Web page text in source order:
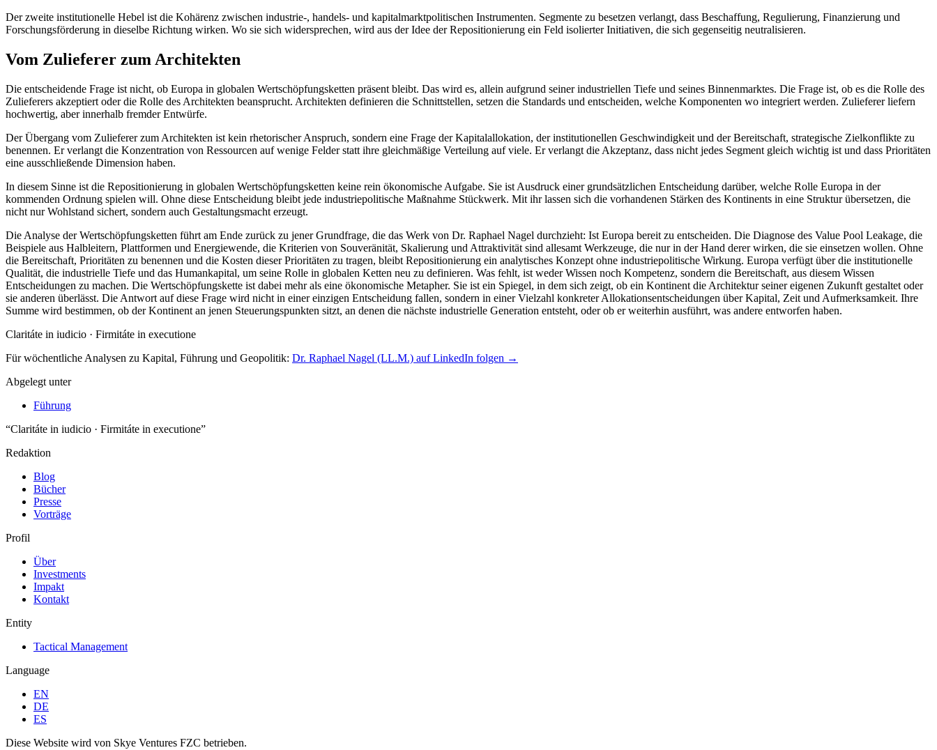
Der zweite institutionelle Hebel ist die Kohärenz zwischen industrie-, handels- und kapitalmarktpolitischen Instrumenten. Segmente zu besetzen verlangt, dass Beschaffung, Regulierung, Finanzierung und
Forschungsförderung in dieselbe Richtung wirken. Wo sie sich widersprechen, wird aus der Idee der Repositionierung ein Feld isolierter Initiativen, die sich gegenseitig neutralisieren.
Vom Zulieferer zum Architekten
Die entscheidende Frage ist nicht, ob Europa in globalen Wertschöpfungsketten präsent bleibt. Das wird es, allein aufgrund seiner industriellen Tiefe und seines Binnenmarktes. Die Frage ist, ob es die Rolle des
Zulieferers akzeptiert oder die Rolle des Architekten beansprucht. Architekten definieren die Schnittstellen, setzen die Standards und entscheiden, welche Komponenten wo integriert werden. Zulieferer liefern
hochwertig, aber innerhalb fremder Entwürfe.
Der Übergang vom Zulieferer zum Architekten ist kein rhetorischer Anspruch, sondern eine Frage der Kapitalallokation, der institutionellen Geschwindigkeit und der Bereitschaft, strategische Zielkonflikte zu
benennen. Er verlangt die Konzentration von Ressourcen auf wenige Felder statt ihre gleichmäßige Verteilung auf viele. Er verlangt die Akzeptanz, dass nicht jedes Segment gleich wichtig ist und dass Prioritäten
eine ausschließende Dimension haben.
In diesem Sinne ist die Repositionierung in globalen Wertschöpfungsketten keine rein ökonomische Aufgabe. Sie ist Ausdruck einer grundsätzlichen Entscheidung darüber, welche Rolle Europa in der
kommenden Ordnung spielen will. Ohne diese Entscheidung bleibt jede industriepolitische Maßnahme Stückwerk. Mit ihr lassen sich die vorhandenen Stärken des Kontinents in eine Struktur übersetzen, die
nicht nur Wohlstand sichert, sondern auch Gestaltungsmacht erzeugt.
Die Analyse der Wertschöpfungsketten führt am Ende zurück zu jener Grundfrage, die das Werk von Dr. Raphael Nagel durchzieht: Ist Europa bereit zu entscheiden. Die Diagnose des Value Pool Leakage, die
Beispiele aus Halbleitern, Plattformen und Energiewende, die Kriterien von Souveränität, Skalierung und Attraktivität sind allesamt Werkzeuge, die nur in der Hand derer wirken, die sie einsetzen wollen. Ohne
die Bereitschaft, Prioritäten zu benennen und die Kosten dieser Prioritäten zu tragen, bleibt Repositionierung ein analytisches Konzept ohne industriepolitische Wirkung. Europa verfügt über die institutionelle
Qualität, die industrielle Tiefe und das Humankapital, um seine Rolle in globalen Ketten neu zu definieren. Was fehlt, ist weder Wissen noch Kompetenz, sondern die Bereitschaft, aus diesem Wissen
Entscheidungen zu machen. Die Wertschöpfungskette ist dabei mehr als eine ökonomische Metapher. Sie ist ein Spiegel, in dem sich zeigt, ob ein Kontinent die Architektur seiner eigenen Zukunft gestaltet oder
sie anderen überlässt. Die Antwort auf diese Frage wird nicht in einer einzigen Entscheidung fallen, sondern in einer Vielzahl konkreter Allokationsentscheidungen über Kapital, Zeit und Aufmerksamkeit. Ihre
Summe wird bestimmen, ob der Kontinent an jenen Steuerungspunkten sitzt, an denen die nächste industrielle Generation entsteht, oder ob er weiterhin ausführt, was andere entworfen haben.
Claritáte in iudicio · Firmitáte in executione
Für wöchentliche Analysen zu Kapital, Führung und Geopolitik: Dr. Raphael Nagel (LL.M.) auf LinkedIn folgen →
Abgelegt unter
Führung
“Claritáte in iudicio · Firmitáte in executione”
Redaktion
Blog
Bücher
Presse
Vorträge
Profil
Über
Investments
Impakt
Kontakt
Entity
Tactical Management
Language
EN
DE
ES
Diese Website wird von Skye Ventures FZC betrieben.